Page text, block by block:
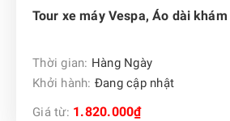
Tour xe máy Vespa, Áo dài
Thời gian: Hàng Ngày
Khởi hành: Đang cập nhật
Giá từ: 1.820.000₫